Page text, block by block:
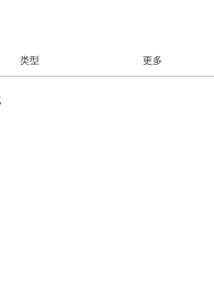
类型 更多